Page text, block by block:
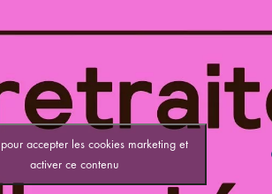
accepter les cookies marketing et
activer ce contenu